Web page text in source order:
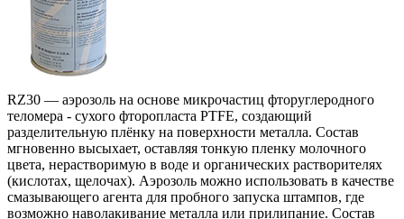
RZ30 — аэрозоль на основе микрочастиц фторуглеродного
теломера - сухого фторопласта PTFE, создающий
разделительную плёнку на поверхности металла. Состав
мгновенно высыхает, оставляя тонкую пленку молочного
цвета, нерастворимую в воде и органических растворителях
(кислотах, щелочах). Аэрозоль можно использовать в качестве
смазывающего агента для пробного запуска штампов, где
возможно наволакивание металла или прилипание. Состав